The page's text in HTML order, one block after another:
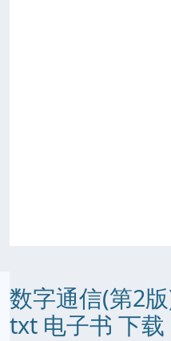
数字通信(第2
txt 电子书 下载